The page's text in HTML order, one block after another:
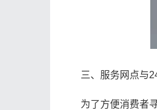
三、服务网点与24
为了方便消费者寻